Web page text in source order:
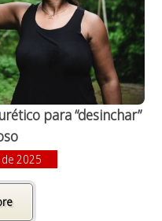
para “desinchar”
2025